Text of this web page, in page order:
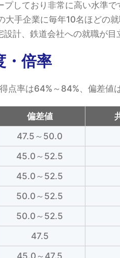
しており非常に高い水準で
手企業に毎年10名ほどの就
計、鉄道会社への就職が目
・倍率
点率は64%～84%、偏差値
偏差値
47.5～50.0
45.0～52.5
45.0～52.5
50.0～52.5
50.0～52.5
47.5
45.0～47.5